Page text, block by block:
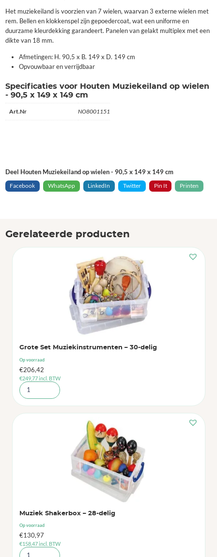
Het muziekeiland is voorzien van 7 wielen, waarvan 3 externe wielen met
rem. Bellen en klokkenspel zijn gepoedercoat, wat een uniforme en
duurzame kleurdekking garandeert. Panelen van gelakt multiplex met een
dikte van 18 mm.
Afmetingen: H. 90,5 x B. 149 x D. 149 cm
Opvouwbaar en verrijdbaar
Specificaties voor Houten Muziekeiland op wielen
- 90,5 x 149 x 149 cm
Art.Nr NO8001151
Deel Houten Muziekeiland op wielen - 90,5 x 149 x 149 cm
Facebook
WhatsApp LinkedIn Twitter Pin It Printen
Gerelateerde producten
Grote Set Muziekinstrumenten – 30-delig
Op voorraad
€206,42
€249,77incl. BTW
Muziek Shakerbox – 28-delig
Op voorraad
€130,97
€158,47incl. BTW